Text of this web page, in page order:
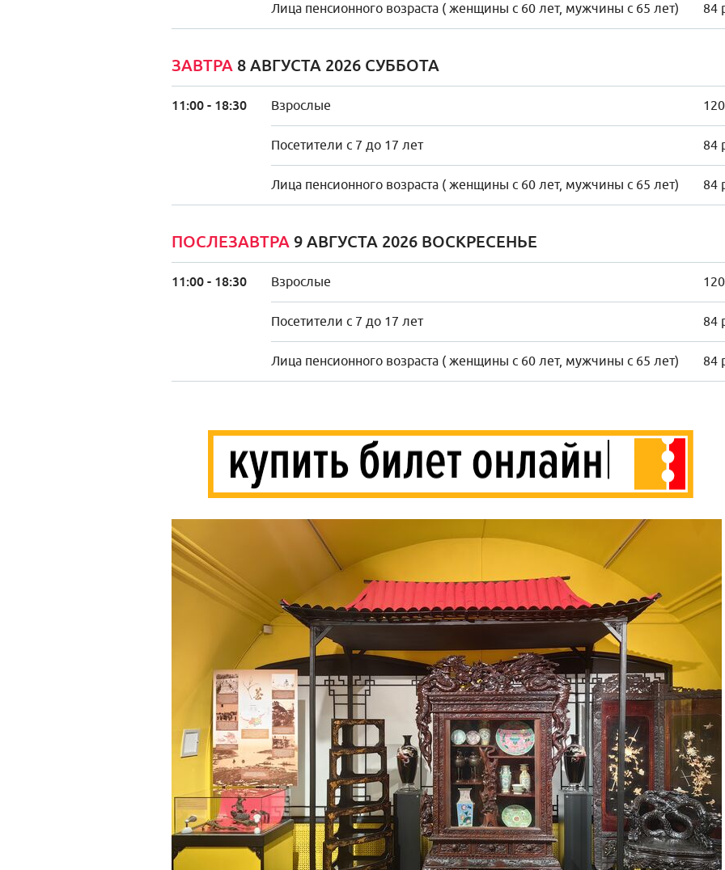
Лица пенсионного возраста ( женщины с 60 лет, мужчины с 65 лет) 84
ЗАВТРА 8 АВГУСТА 2026 СУББОТА
11:00 - 18:30 Взрослые
Посетители с 7 до 17 лет 84
Лица пенсионного возраста ( женщины с 60 лет, мужчины с 65 лет) 84
ПОСЛЕЗАВТРА 9 АВГУСТА 2026 ВОСКРЕСЕНЬЕ
11:00 - 18:30 Взрослые
Посетители с 7 до 17 лет 84
Лица пенсионного возраста ( женщины с 60 лет, мужчины с 65 лет) 84